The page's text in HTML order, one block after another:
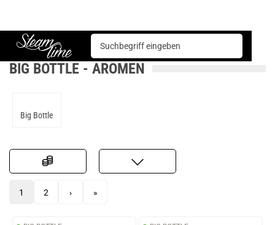
Steam time
Basen & Aromen Aromen Big Bottle
BIG BOTTLE - AROMEN
Big Bottle
1 2 › »